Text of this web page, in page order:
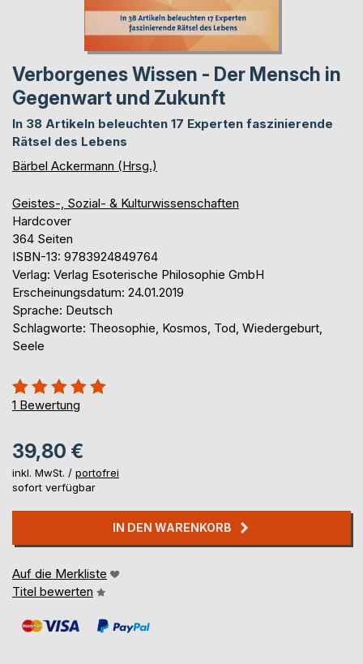
Verborgenes Wissen - Der Mensch in
Gegenwart und Zukunft
In 38 Artikeln beleuchten 17 Experten faszinierende
Rätsel des Lebens
Bärbel Ackermann (Hrsg.)
Geistes-, Sozial- & Kulturwissenschaften
Hardcover
364 Seiten
ISBN-13: 9783924849764
Verlag: Verlag Esoterische Philosophie GmbH
Erscheinungsdatum: 24.01.2019
Sprache: Deutsch
Schlagworte: Theosophie, Kosmos, Tod, Wiedergeburt,
Seele
Bewertung::
100%
1 Bewertung
39,80 €
inkl. MwSt. / portofrei
sofort verfügbar
IN DEN WARENKORB
Auf die Merkliste
Titel bewerten